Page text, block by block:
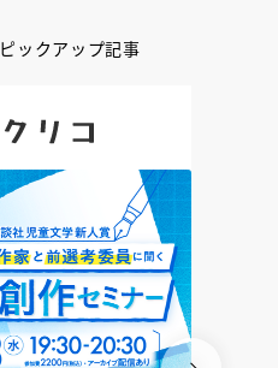
ピックアップ記事